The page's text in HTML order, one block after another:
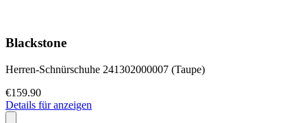
Blackstone
Herren-Schnürschuhe 241302000007 (Taupe)
€159.90
Details für anzeigen